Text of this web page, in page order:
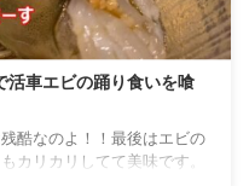
車エビの踊り食いを喰
酷なのよ！！最後はエビの
カリカリしてて美味です。